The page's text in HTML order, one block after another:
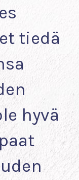
tiedä
hyvä